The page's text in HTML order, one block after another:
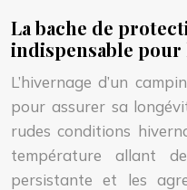
La bache de
indispensable pour
L’hivernage d’un
pour assurer sa
rudes conditions
température allant
persistante et les